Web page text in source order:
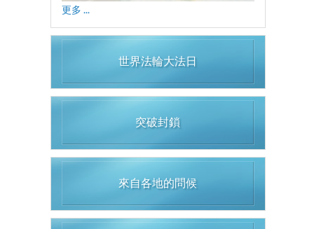
更多 ...
世界法輪大法日
突破封鎖
來自各地的問候